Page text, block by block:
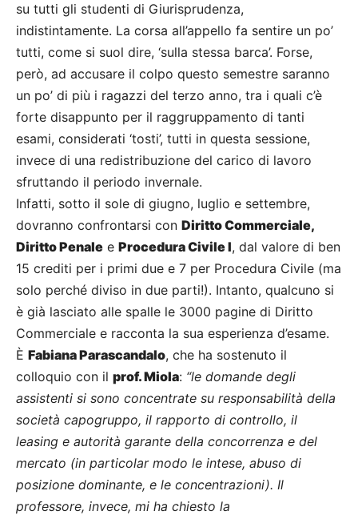
su tutti gli studenti di Giurisprudenza,
indistintamente. La corsa all’appello fa sentire un po’
tutti, come si suol dire, ‘sulla stessa barca’. Forse,
però, ad accusare il colpo questo semestre saranno
un po’ di più i ragazzi del terzo anno, tra i quali c’è
forte disappunto per il raggruppamento di tanti
esami, considerati ‘tosti’, tutti in questa sessione,
invece di una redistribuzione del carico di lavoro
sfruttando il periodo invernale.
Infatti, sotto il sole di giugno, luglio e settembre,
dovranno confrontarsi con Diritto Commerciale,
Diritto Penale e Procedura Civile I, dal valore di ben
15 crediti per i primi due e 7 per Procedura Civile (ma
solo perché diviso in due parti!). Intanto, qualcuno si
è già lasciato alle spalle le 3000 pagine di Diritto
Commerciale e racconta la sua esperienza d’esame.
È Fabiana Parascandalo, che ha sostenuto il
colloquio con il prof. Miola: “le domande degli
assistenti si sono concentrate su responsabilità della
società capogruppo, il rapporto di controllo, il
leasing e autorità garante della concorrenza e del
mercato (in particolar modo le intese, abuso di
posizione dominante, e le concentrazioni). Il
professore, invece, mi ha chiesto la